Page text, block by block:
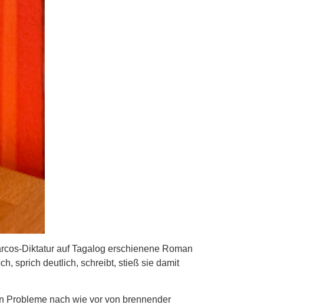
Diktatur auf Tagalog erschienene Roman
sprich deutlich, schreibt, stieß sie damit
Probleme nach wie vor von brennender